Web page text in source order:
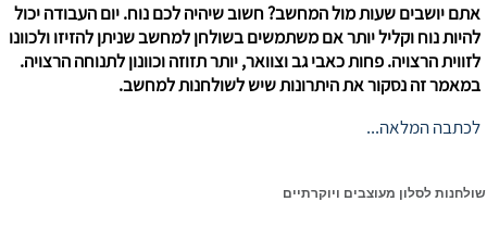
אתם יושבים שעות מול המחשב? חשוב שיהיה לכם נוח. יום העבודה יכול
להיות נוח וקליל יותר אם משתמשים בשולחן למחשב שניתן להזיזו ולכוונו
לזווית הרצויה. פחות כאבי גב וצוואר, יותר תזוזה וכוונון לתנוחה הרצויה.
במאמר זה נסקור את היתרונות שיש לשולחנות למחשב.
לכתבה המלאה...
שולחנות לסלון מעוצבים ויוקרתיים